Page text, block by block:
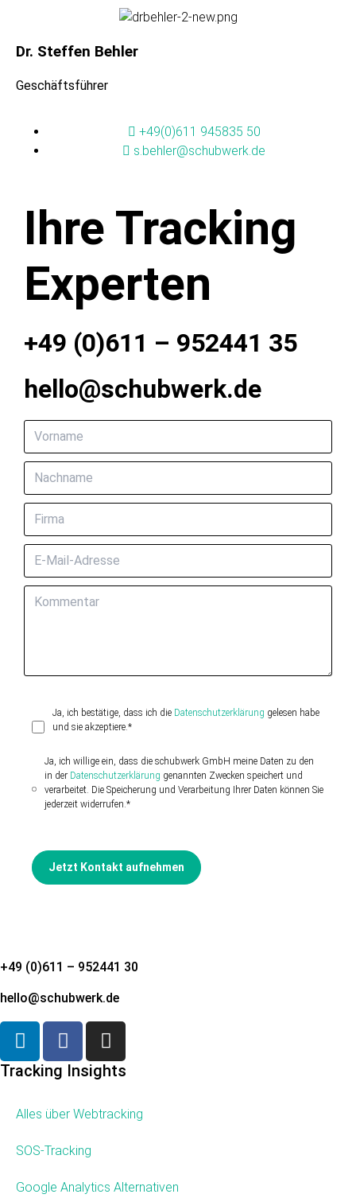
Dr. Steffen Behler
Geschäftsführer
+49(0)611 945835 50
s.behler@schubwerk.de
Ihre Tracking
Experten
+49 (0)611 – 952441 35
hello@schubwerk.de
Ja, ich bestätige, dass ich die Datenschutzerklärung gelesen habe
und sie akzeptiere.*
Ja, ich willige ein, dass die schubwerk GmbH meine Daten zu den
in der Datenschutzerklärung genannten Zwecken speichert und
verarbeitet. Die Speicherung und Verarbeitung Ihrer Daten können Sie
jederzeit widerrufen.*
Jetzt Kontakt aufnehmen
+49 (0)611 – 952441 30
hello@schubwerk.de
Tracking Insights
Alles über Webtracking
SOS-Tracking
Google Analytics Alternativen